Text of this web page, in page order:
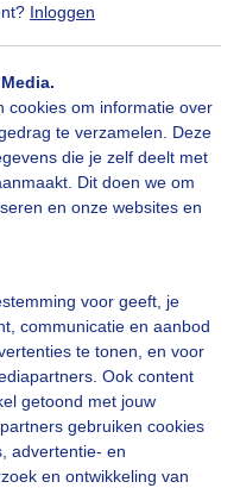
Inloggen
cookies om informatie over
te verzamelen. Deze
die je zelf deelt met
Dit doen we om
en onze websites en
voor geeft, je
communicatie en aanbod
te tonen, en voor
Ook content
getoond met jouw
gebruiken cookies
advertentie- en
en ontwikkeling van
05-2026, 128x bekeken
3
aub...